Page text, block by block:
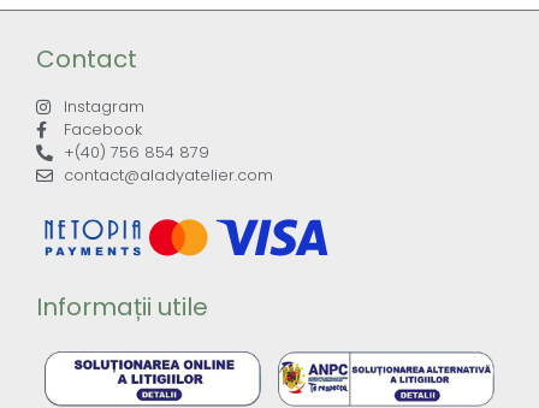
Contact
Instagram
Facebook
+(40) 756 854 879
contact@aladyatelier.com
Informații utile